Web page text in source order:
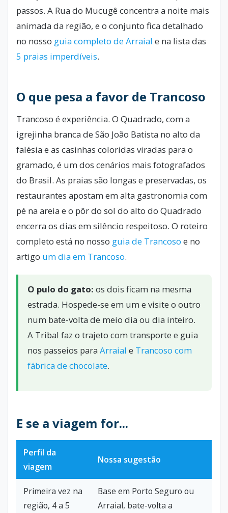
passos. A Rua do Mucugê concentra a noite mais
animada da região, e o conjunto fica detalhado
no nosso guia completo de Arraial e na lista das
5 praias imperdíveis.
O que pesa a favor de Trancoso
Trancoso é experiência. O Quadrado, com a
igrejinha branca de São João Batista no alto da
falésia e as casinhas coloridas viradas para o
gramado, é um dos cenários mais fotografados
do Brasil. As praias são longas e preservadas, os
restaurantes apostam em alta gastronomia com
pé na areia e o pôr do sol do alto do Quadrado
encerra os dias em silêncio respeitoso. O roteiro
completo está no nosso guia de Trancoso e no
artigo um dia em Trancoso.
O pulo do gato: os dois ficam na mesma
estrada. Hospede-se em um e visite o outro
num bate-volta de meio dia ou dia inteiro.
A Tribal faz o trajeto com transporte e guia
nos passeios para Arraial e Trancoso com
fábrica de chocolate.
E se a viagem for...
Perfil da
viagem
Nossa sugestão
Primeira vez na
região, 4 a 5
Base em Porto Seguro ou
Arraial, bate-volta a